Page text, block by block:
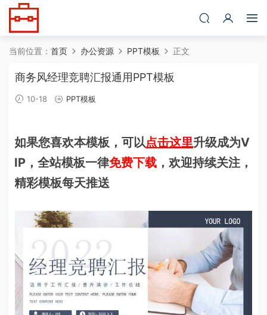
当前位置： 首页 办公资源 PPT模板 正文
商务风经理竞聘汇报通用PPT模板
10-18 PPT模板
如果您喜欢本模板，可以点击这里升级成为V
IP，全站模板一律免费下载 ，欢迎持续关注，
精彩模板每天推送